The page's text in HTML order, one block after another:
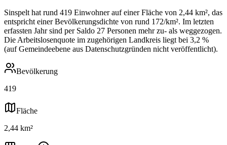
Sinspelt hat rund 419 Einwohner auf einer Fläche von 2,44 km², das
entspricht einer Bevölkerungsdichte von rund 172/km². Im letzten
erfassten Jahr sind per Saldo 27 Personen mehr zu- als weggezogen.
Die Arbeitslosenquote im zugehörigen Landkreis liegt bei 3,2 %
(auf Gemeindeebene aus Datenschutzgründen nicht veröffentlicht).
Bevölkerung
419
Fläche
2,44 km²